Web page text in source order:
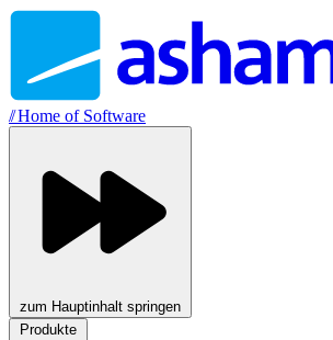
//Home of Software
zum Hauptinhalt springen
Produkte